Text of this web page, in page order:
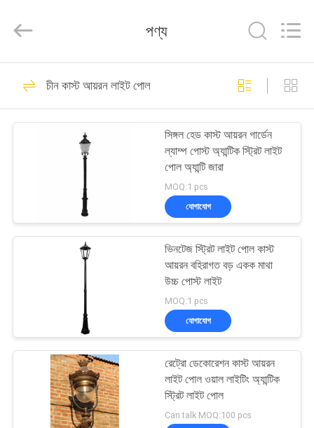
পণ্য
সম্বন্ধে
গুণমান
আমাদের
Foundry
CO.,LTD.
Reserved.
গ্রে কাস্ট আয়রন কাস্টিং
255
নমনীয় ঢালাই লোহা
299
যথার্থ বিনিয়োগ কাস্টিং
343
পণ্য
চীন কাস্ট আয়রন লাইট পোল
সিঙ্গল হেড কাস্ট আয়রন গার্ডেন
ল্যাম্প পোস্ট অ্যান্টিক স্ট্রিট লাইট
পোল অ্যান্টি জারা
MOQ:1 pcs
যোগাযোগ
ভিনটেজ স্ট্রিট লাইট পোল কাস্ট
আয়রন বহিরাগত বড় একক মাথা
উচ্চ পোস্ট লাইট
MOQ:1 pcs
যোগাযোগ
রেট্রো ডেকোরেশন কাস্ট আয়রন
লাইট পোল ওয়াল লাইটিং অ্যান্টিক
স্ট্রিট লাইট পোল
Can talk MOQ:100 pcs